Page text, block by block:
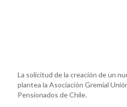
La solicitud de la creación de un
plantea la Asociación Gremial
Pensionados de Chile.